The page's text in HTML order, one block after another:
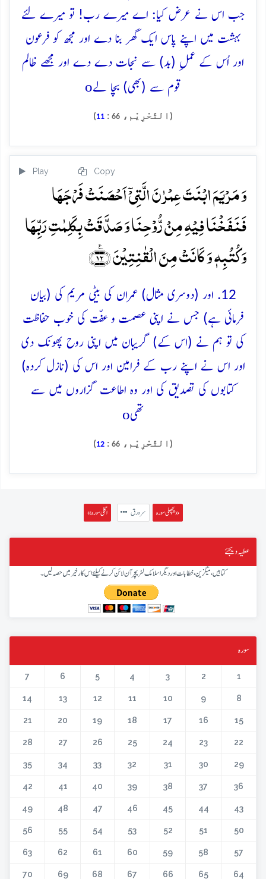
جب اس نے عرض کیا: اے میرے رب! تو میرے لئے
بہشت میں اپنے پاس ایک گھر بنا دے اور مجھ کو فرعون
اور اُس کے عملِ (بد) سے نجات دے دے اور مجھے ظالم
قوم سے (بھی) بچا لےo
(التَّحْرِيْم، 66
:
11
)
Play Copy
وَ مَرۡیَمَ ابۡنَتَ عِمۡرٰنَ الَّتِیۡۤ اَحۡصَنَتۡ فَرۡجَہَا
فَنَفَخۡنَا فِیۡہِ مِنۡ رُّوۡحِنَا وَ صَدَّقَتۡ بِکَلِمٰتِ رَبِّہَا
وَ کُتُبِہٖ وَ کَانَتۡ مِنَ الۡقٰنِتِیۡنَ ﴿٪۱۲﴾
12. اور (دوسری مثال) عمران کی بیٹی مریم کی (بیان
فرمائی ہے) جس نے اپنی عصمت و عفّت کی خوب حفاظت
کی تو ہم نے (اس کے) گریبان میں اپنی روح پھونک دی
اور اس نے اپنے رب کے فرامین اور اس کی (نازل کردہ)
کتابوں کی تصدیق کی اور وہ اطاعت گزاروں میں سے
تھیo
(التَّحْرِيْم، 66
:
12
)
پچھلی سورہ » سرورق « اگلی سورہ
عطیہ دیجئے
کتابیں، میگزین، خطابات اور دیگر اسلامک لٹریچر آن لائن کرنے کیلئے اس کار خیر میں حصہ لیں۔
سورہ
1
2
3
4
5
6
7
8
9
10
11
12
13
14
15
16
17
18
19
20
21
22
23
24
25
26
27
28
29
30
31
32
33
34
35
36
37
38
39
40
41
42
43
44
45
46
47
48
49
50
51
52
53
54
55
56
57
58
59
60
61
62
63
64
65
66
67
68
69
70